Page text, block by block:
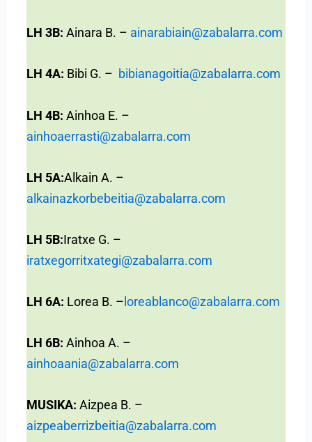
LH 3B:Ainara B. – ainarabiain@zabalarra.com
LH 4A: Bibi G. – bibianagoitia@zabalarra.com
LH 4B:Ainhoa E. –
ainhoaerrasti@zabalarra.com
LH 5A:Alkain A. –
alkainazkorbebeitia@zabalarra.com
LH 5B:Iratxe G. –
iratxegorritxategi@zabalarra.com
LH 6A: Lorea B. – loreablanco@zabalarra.com
LH 6B:Ainhoa A. –
ainhoaania@zabalarra.com
MUSIKA:Aizpea B. –
aizpeaberrizbeitia@zabalarra.com